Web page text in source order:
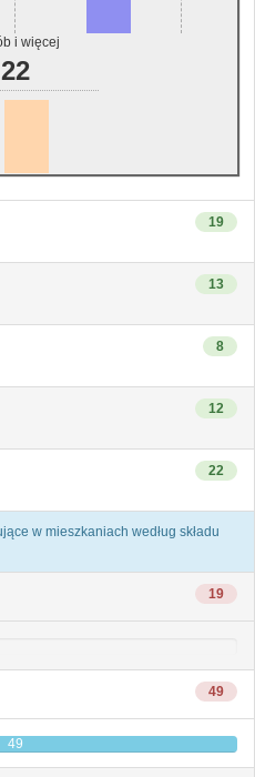
i więcej
22
19
13
8
12
22
w mieszkaniach według składu
19
49
49